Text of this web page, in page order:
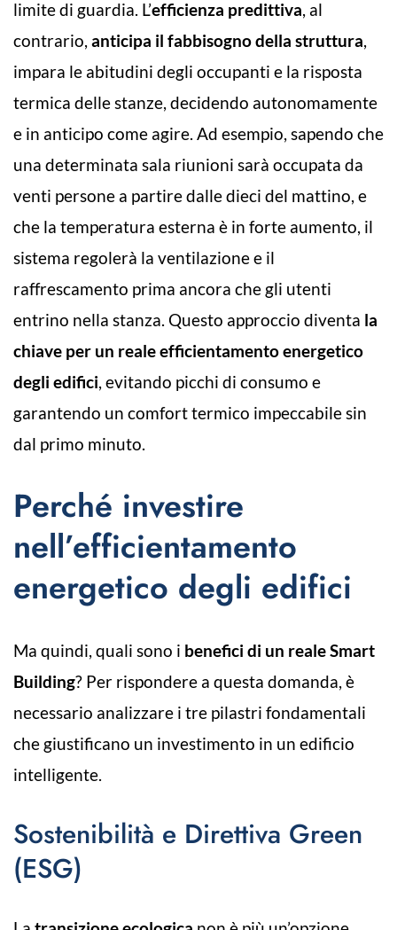
limite di guardia. L’efficienza predittiva, al
contrario, anticipa il fabbisogno della struttura,
impara le abitudini degli occupanti e la risposta
termica delle stanze, decidendo autonomamente
e in anticipo come agire. Ad esempio, sapendo che
una determinata sala riunioni sarà occupata da
venti persone a partire dalle dieci del mattino, e
che la temperatura esterna è in forte aumento, il
sistema regolerà la ventilazione e il
raffrescamento prima ancora che gli utenti
entrino nella stanza. Questo approccio diventa la
chiave per un reale efficientamento energetico
degli edifici, evitando picchi di consumo e
garantendo un comfort termico impeccabile sin
dal primo minuto.
Perché investire
nell’efficientamento
energetico degli edifici
Ma quindi, quali sono i benefici di un reale Smart
Building? Per rispondere a questa domanda, è
necessario analizzare i tre pilastri fondamentali
che giustificano un investimento in un edificio
intelligente.
Sostenibilità e Direttiva Green
(ESG)